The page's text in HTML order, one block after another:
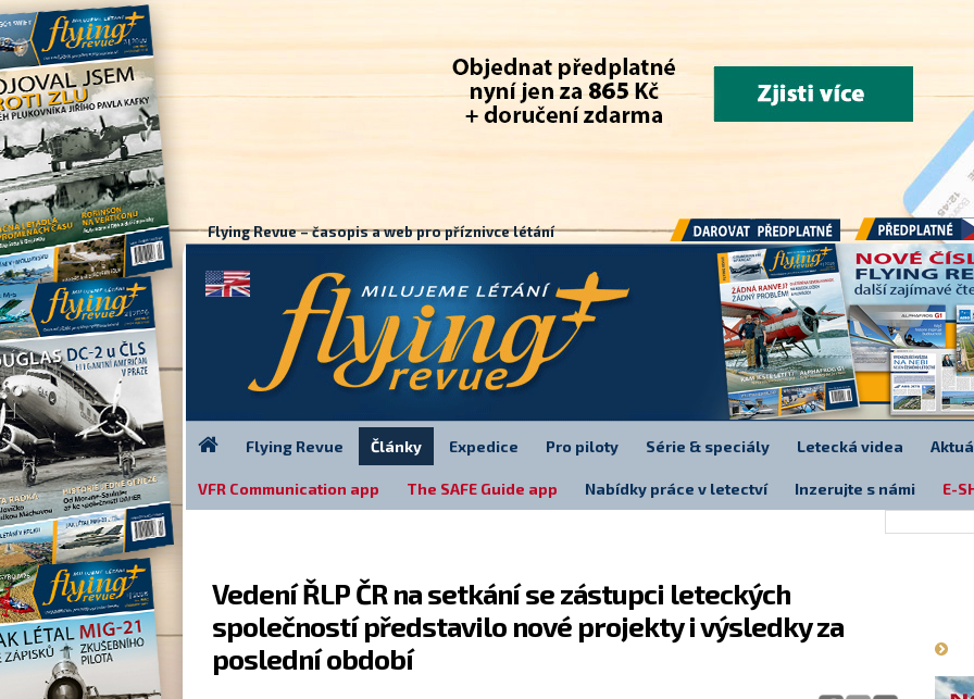
Vedení ŘLP ČR na setkání se zástupci leteckých
společností představilo nové projekty i výsledky za
poslední období
Flying Revue – časopis a web pro příznivce létání
Darovat předplatné Předplatné
Flying Revue Články Expedice Pro piloty Série & speciály Letecká videa
VFR Communication app The SAFE Guide app Nabídky práce v letectví Inzerujte s námi E-